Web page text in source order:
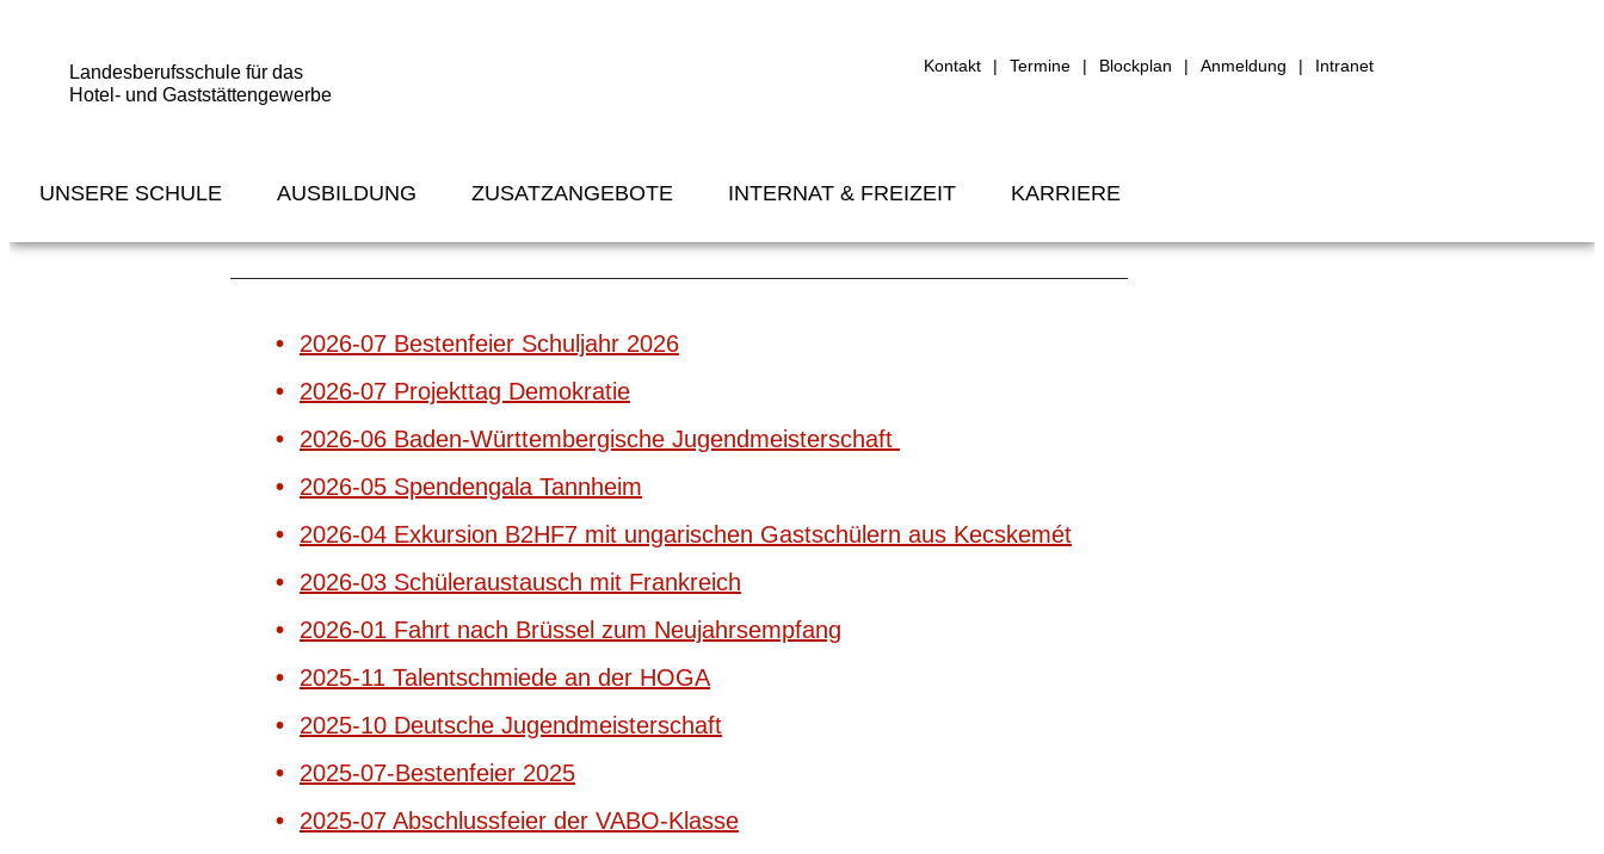
Landesberufsschule für das
Hotel- und Gaststättengewerbe
Kontakt Termine Blockplan Anmeldung Intranet
UNSERE SCHULE AUSBILDUNG ZUSATZANGEBOTE INTERNAT & FREIZEIT KARRIERE
Aktuelle Berichte
2026-07 Bestenfeier Schuljahr 2026
2026-07 Projekttag Demokratie
2026-06 Baden-Württembergische Jugendmeisterschaft
2026-05 Spendengala Tannheim
2026-04 Exkursion B2HF7 mit ungarischen Gastschülern aus Kecskemét
2026-03 Schüleraustausch mit Frankreich
2026-01 Fahrt nach Brüssel zum Neujahrsempfang
2025-11 Talentschmiede an der HOGA
2025-10 Deutsche Jugendmeisterschaft
2025-07-Bestenfeier 2025
2025-07 Abschlussfeier der VABO-Klasse